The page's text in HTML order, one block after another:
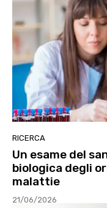
RICERCA
Un esame del
biologica degli
malattie
21/06/2026